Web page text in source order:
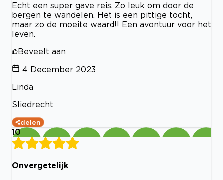
Echt een super gave reis. Zo leuk om door de
bergen te wandelen. Het is een pittige tocht,
maar zo de moeite waard!! Een avontuur voor het
leven.
Beveelt aan
4 December 2023
Linda
Sliedrecht
delen
10
Onvergetelijk